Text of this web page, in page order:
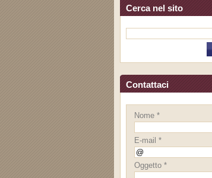
Cerca nel sito
Contattaci
Nome *
E-mail *
Oggetto *